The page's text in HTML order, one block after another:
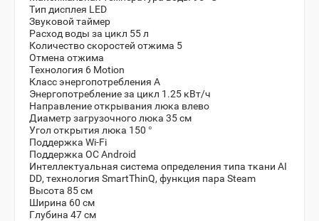
Тип дисплея LED
Звуковой таймер
Расход воды за цикл 55 л
Количество скоростей отжима 5
Отмена отжима
Технология 6 Motion
Класс энергопотребления A
Энергопотребление за цикл 1.25 кВт/ч
Направление открывания люка влево
Диаметр загрузочного люка 35 см
Угол открытия люка 150 °
Поддержка Wi-Fi
Поддержка ОС Android
Интеллектуальная система определения типа ткани AI
DD, технология SmartThinQ, функция пара Steam
Высота 85 см
Ширина 60 см
Глубина 47 см